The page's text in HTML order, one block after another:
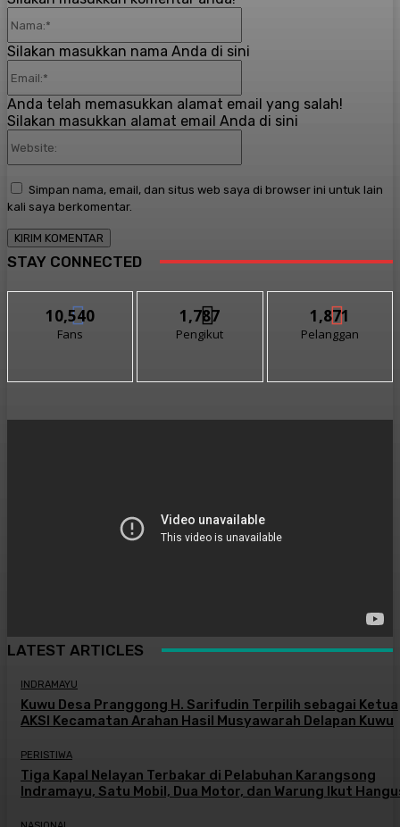
Silakan masukkan nama Anda di sini
Anda telah memasukkan alamat email yang salah!
Silakan masukkan alamat email Anda di sini
Simpan nama, email, dan situs web saya di browser ini untuk lain
kali saya berkomentar.
STAY CONNECTED
10,540
Fans
1,787
Pengikut
1,871
Pelanggan
LATEST ARTICLES
INDRAMAYU
Kuwu Desa Pranggong H. Sarifudin Terpilih sebagai Ketua
AKSI Kecamatan Arahan Hasil Musyawarah Delapan Kuwu
PERISTIWA
Tiga Kapal Nelayan Terbakar di Pelabuhan Karangsong
Indramayu, Satu Mobil, Dua Motor, dan Warung Ikut